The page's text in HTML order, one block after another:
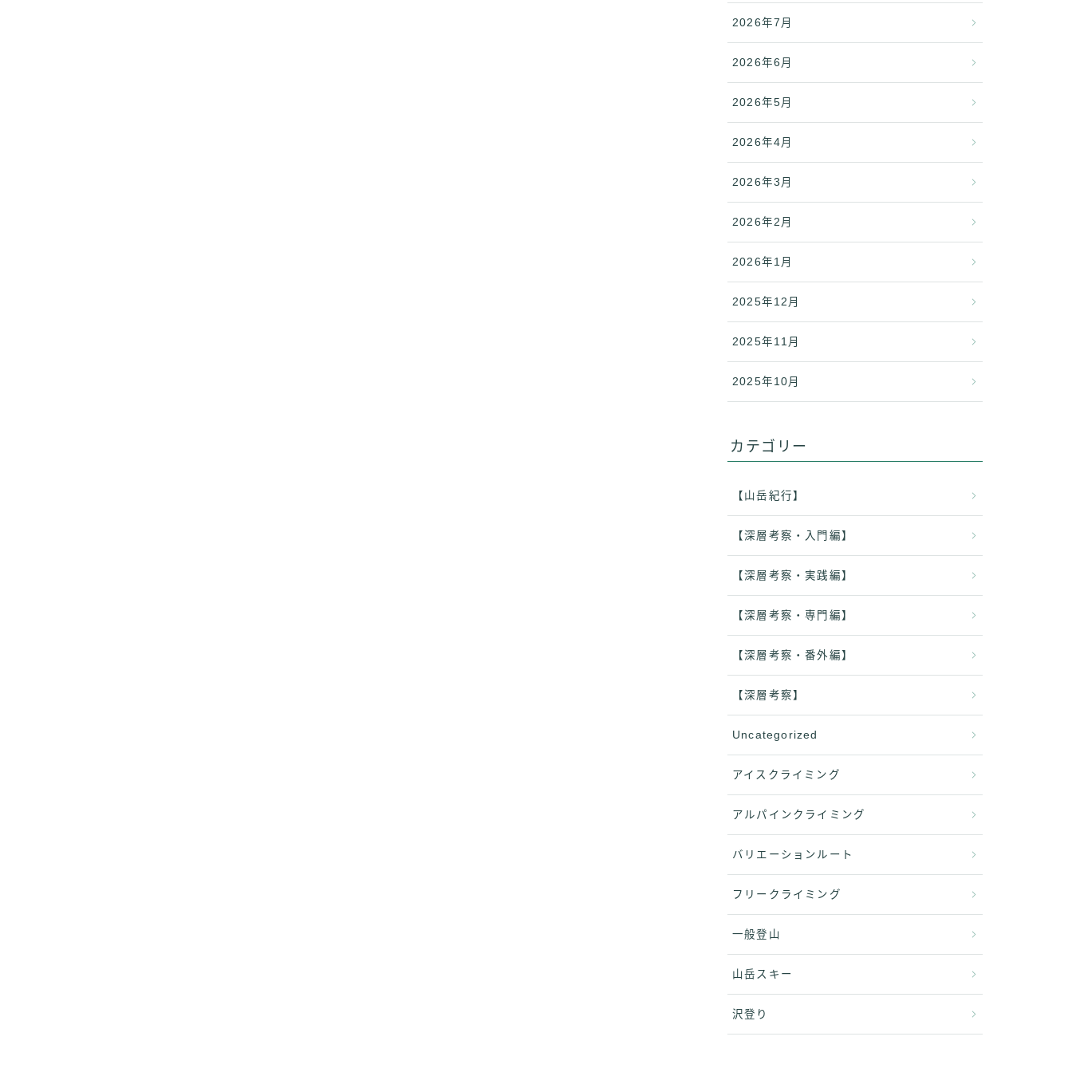
2026年7月
2026年6月
2026年5月
2026年4月
2026年3月
2026年2月
2026年1月
2025年12月
2025年11月
2025年10月
カテゴリー
【山岳紀行】
【深層考察・入門編】
【深層考察・実践編】
【深層考察・専門編】
【深層考察・番外編】
【深層考察】
Uncategorized
アイスクライミング
アルパインクライミング
バリエーションルート
フリークライミング
一般登山
山岳スキー
沢登り